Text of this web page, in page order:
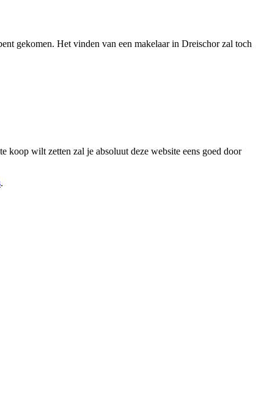
gekomen. Het vinden van een makelaar in Dreischor zal toch
koop wilt zetten zal je absoluut deze website eens goed door
.